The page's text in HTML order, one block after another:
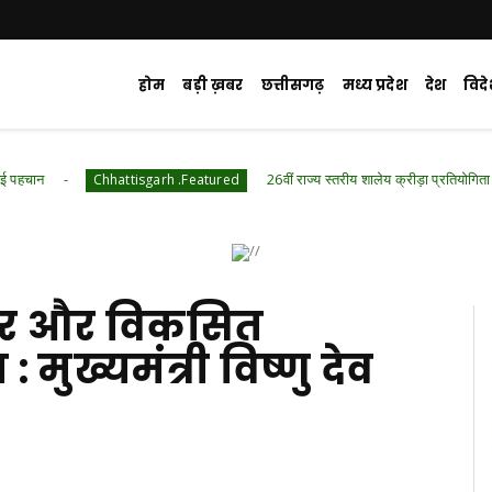
होम बड़ी ख़बर छत्तीसगढ़ मध्य प्रदेश देश
.Featured 26वीं राज्य स्तरीय शालेय क्रीड़ा प्रतियोगिता की मेजबानी
और विकसित
मुख्यमंत्री विष्णु देव